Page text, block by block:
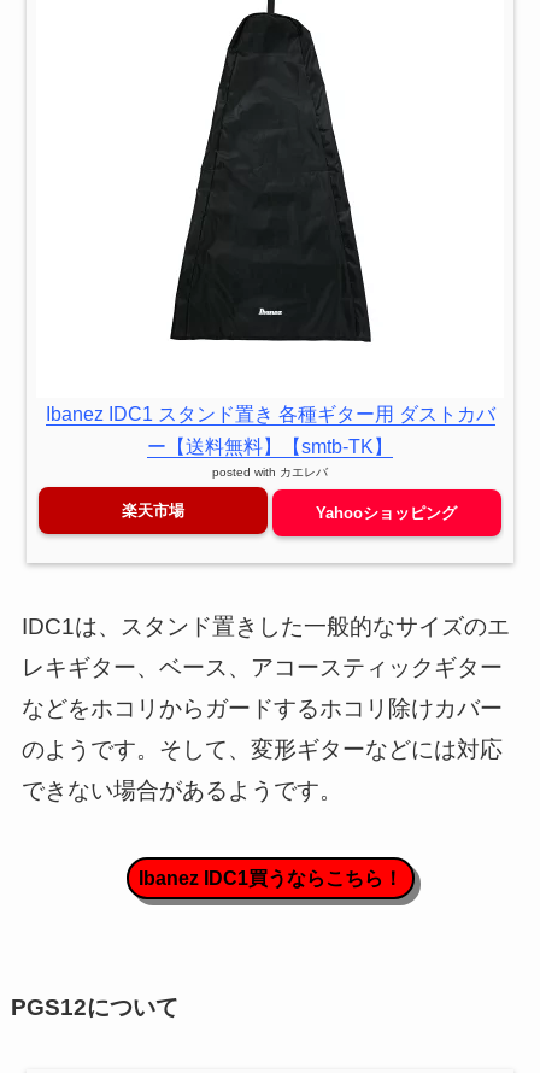
Ibanez IDC1 スタンド置き 各種ギター用 ダストカバ
ー【送料無料】【smtb-TK】
posted with カエレバ
楽天市場 Yahooショッピング
IDC1は、スタンド置きした一般的なサイズのエ
レキギター、ベース、アコースティックギター
などをホコリからガードするホコリ除けカバー
のようです。そして、変形ギターなどには対応
できない場合があるようです。
Ibanez IDC1買うならこちら！
PGS12について